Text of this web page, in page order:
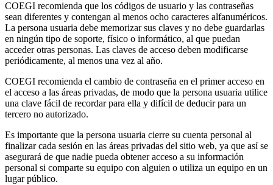
COEGI recomienda que los códigos de usuario y las contraseñas
sean diferentes y contengan al menos ocho caracteres alfanuméricos.
La persona usuaria debe memorizar sus claves y no debe guardarlas
en ningún tipo de soporte, físico o informático, al que puedan
acceder otras personas. Las claves de acceso deben modificarse
periódicamente, al menos una vez al año.
COEGI recomienda el cambio de contraseña en el primer acceso en
el acceso a las áreas privadas, de modo que la persona usuaria utilice
una clave fácil de recordar para ella y difícil de deducir para un
tercero no autorizado.
Es importante que la persona usuaria cierre su cuenta personal al
finalizar cada sesión en las áreas privadas del sitio web, ya que así se
asegurará de que nadie pueda obtener acceso a su información
personal si comparte su equipo con alguien o utiliza un equipo en un
lugar público.